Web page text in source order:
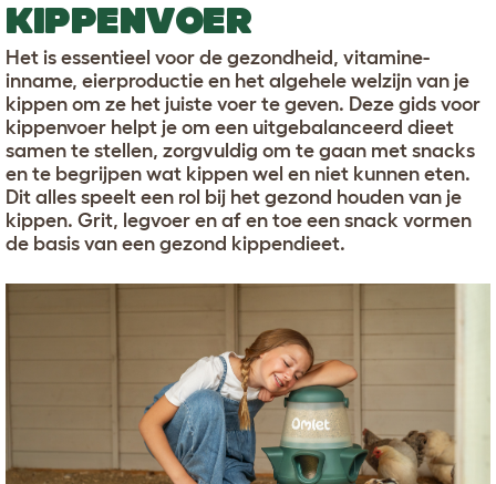
KIPPENVOER
Het is essentieel voor de gezondheid, vitamine-
inname, eierproductie en het algehele welzijn van je
kippen om ze het juiste voer te geven. Deze gids voor
kippenvoer helpt je om een uitgebalanceerd dieet
samen te stellen, zorgvuldig om te gaan met snacks
en te begrijpen wat kippen wel en niet kunnen eten.
Dit alles speelt een rol bij het gezond houden van je
kippen. Grit, legvoer en af en toe een snack vormen
de basis van een gezond kippendieet.